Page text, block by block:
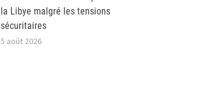
la Libye malgré les tensions
sécuritaires
5 août 2026